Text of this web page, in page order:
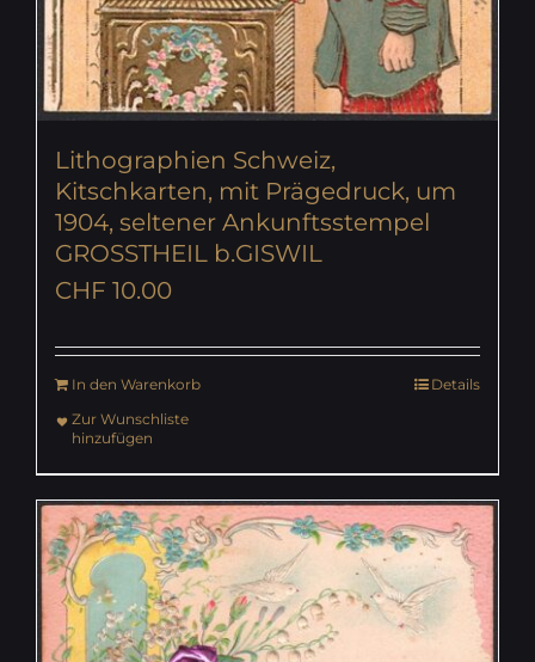
Lithographien Schweiz,
Kitschkarten, mit Prägedruck, um
1904, seltener Ankunftsstempel
GROSSTHEIL b.GISWIL
CHF 10.00
In den Warenkorb
Details
Zur Wunschliste
hinzufügen